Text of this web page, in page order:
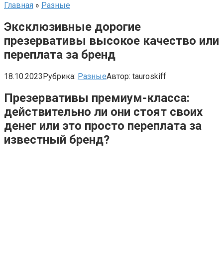
Главная » Разные
Эксклюзивные дорогие
презервативы высокое качество или
переплата за бренд
18.10.2023Рубрика: РазныеАвтор: tauroskiff
Презервативы премиум-класса:
действительно ли они стоят своих
денег или это просто переплата за
известный бренд?